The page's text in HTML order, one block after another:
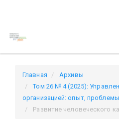
содержанию
навигация
Основное
содержание
Боковая
Главная
Архивы
Том 26 № 4 (2025):
организацией: опыт,
Развитие человеческого